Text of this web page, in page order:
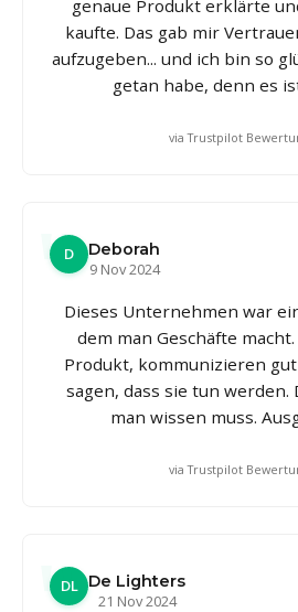
genaue Produkt erklärte
kaufte. Das gab mir
aufzugeben... und ich bin so
getan habe, denn es
via Trustpilot
D
Deborah
9 Nov 2024
Dieses Unternehmen war
dem man Geschäfte
Produkt, kommunizieren
sagen, dass sie tun werden.
man wissen muss.
via Trustpilot
DL De Lighters
21 Nov 2024